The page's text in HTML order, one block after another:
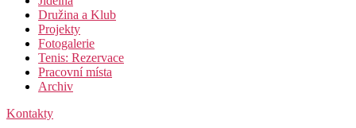
Družina a Klub
Projekty
Fotogalerie
Tenis: Rezervace
Pracovní místa
Archiv
Kontakty